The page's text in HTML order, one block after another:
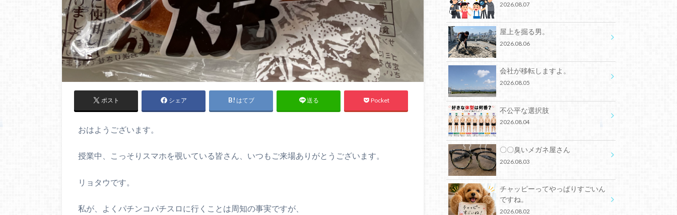
ポスト シェア はてブ 送る Pocket
おはようございます。
授業中、こっそりスマホを覗いている皆さん、いつもご来場ありがとうございます。
リョタウです。
私が、よくパチンコパチスロに行くことは周知の事実ですが、
2026.08.07
屋上を掘る男。
2026.08.06
会社が移転しますよ。
2026.08.05
不公平な選択肢
2026.08.04
〇〇臭いメガネ屋さん
2026.08.03
チャッピーってやっぱりすごいん
ですね。
2026.08.02